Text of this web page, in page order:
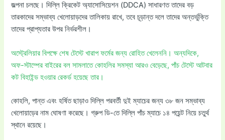
জল্পনা চলছে। দিল্লি ক্রিকেট অ্যাসোসিয়েশন (DDCA) সাধারণত তাদের বড়
তারকাদের সম্ভাব্য খেলোয়াড়দের তালিকায় রাখে, তবে চূড়ান্ত দলে তাদের অন্তর্ভুক্তি
তাদের প্রাপ্যতার উপর নির্ভরশীল।
অস্ট্রেলিয়ার বিপক্ষে শেষ টেস্টে খারাপ ফর্মের জন্য রোহিত খেলেননি। অন্যদিকে,
অফ-স্টাম্পের বাইরের বল সামলাতে কোহলির সমস্যা আরও বেড়েছে, পাঁচ টেস্টে আটবার
কট বিহাইন্ড হওয়ার রেকর্ড হয়েছে তার।
কোহলি, পান্ত এবং হর্ষিত ছাড়াও দিল্লি পরবর্তী দুই ম্যাচের জন্য ৩৮ জন সম্ভাব্য
খেলোয়াড়ের নাম ঘোষণা করেছে। গ্রুপ ডি-তে দিল্লি পাঁচ ম্যাচে ১৪ পয়েন্ট নিয়ে চতুর্থ
স্থানে রয়েছে।